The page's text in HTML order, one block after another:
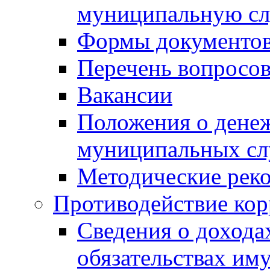
муниципальную
Формы
Перечень
Вакансии
Положения о
муниципальных
Методические
Противодействие
Сведения о
обязательствах